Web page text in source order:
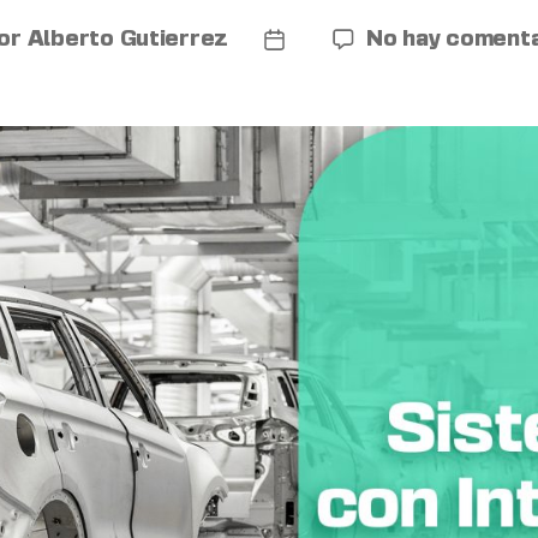
Alberto Gutierrez No hay